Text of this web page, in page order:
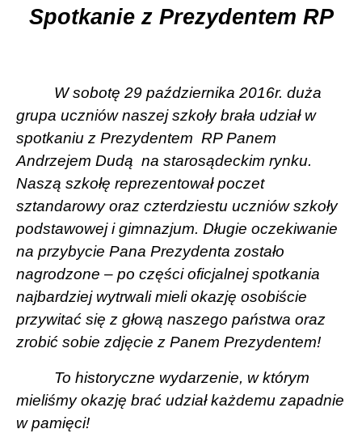
Treść
Spotkanie z Prezydentem RP
W sobotę 29 października 2016r. duża
grupa uczniów naszej szkoły brała udział w
spotkaniu z Prezydentem RP Panem
Andrzejem Dudą na starosądeckim rynku.
Naszą szkołę reprezentował poczet
sztandarowy oraz czterdziestu uczniów szkoły
podstawowej i gimnazjum. Długie oczekiwanie
na przybycie Pana Prezydenta zostało
nagrodzone – po części oficjalnej spotkania
najbardziej wytrwali mieli okazję osobiście
przywitać się z głową naszego państwa oraz
zrobić sobie zdjęcie z Panem Prezydentem!
To historyczne wydarzenie, w którym
mieliśmy okazję brać udział każdemu zapadnie
w pamięci!